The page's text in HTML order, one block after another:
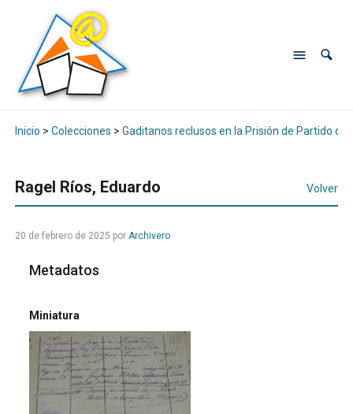
Inicio > Colecciones > Gaditanos reclusos en la Prisión de Partido de
Ragel Ríos, Eduardo Volver
20 de febrero de 2025 por Archivero
Metadatos
Miniatura